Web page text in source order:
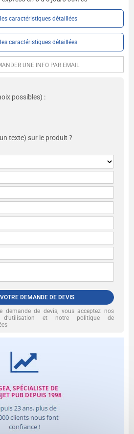
caractéristiques détaillées
caractéristiques détaillées
UNE INFO PAR EMAIL
possibles) :
texte) sur le produit ?
DEMANDE DE DEVIS
demande de devis, vous acceptez nos
d’utilisation et notre politique de